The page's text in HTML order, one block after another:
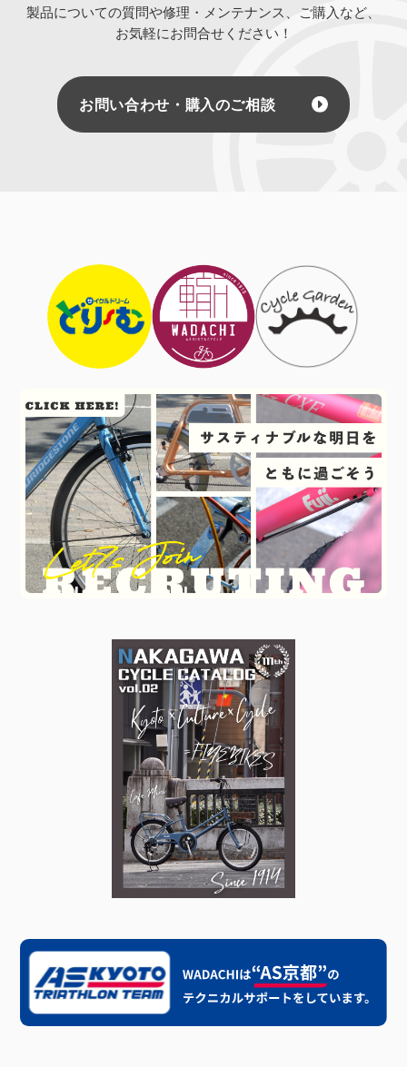
製品についての質問や修理・メンテナンス、ご購入など、
お気軽にお問合せください！
お問い合わせ・購入のご相談